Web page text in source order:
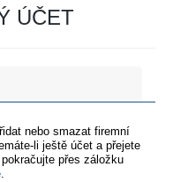
ÚČET
nebo smazat firemní
li ještě účet a přejete
přes záložku
.